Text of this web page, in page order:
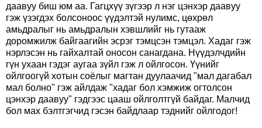
даавуу биш юм аа. Гагцхүү зүгээр л нэг цэнхэр даавуу
гэж үзэгдэх болсоноос үүдэлтэй нулимс, цөхрөл
амьдралыг нь амьдралын хэвшлийг нь гутааж
доромжилж байгаагийн эсрэг тэмцсэн тэмцэл. Хадаг гэж
нэрлэсэн нь гайхалтай оносон санагдана. Нүүдэлчдийн
гүн ухаан гэдэг аугаа зүйл гэж л ойлгосон. Үүнийг
ойлгоогүй хотын соёлыг магтан дуулаачид "мал дагабал
мал болно" гэж айлдаж "хадаг бол хэмжиж огтолсон
цэнхэр даавуу" гэдгээс цааш ойлголтгүй байдаг. Малчид
бол мах бэлтгэгчид гэсэн байдлаар тэднийг ойлгодог!